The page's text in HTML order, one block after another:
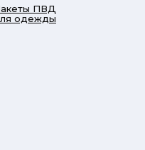
ПВД
одежды